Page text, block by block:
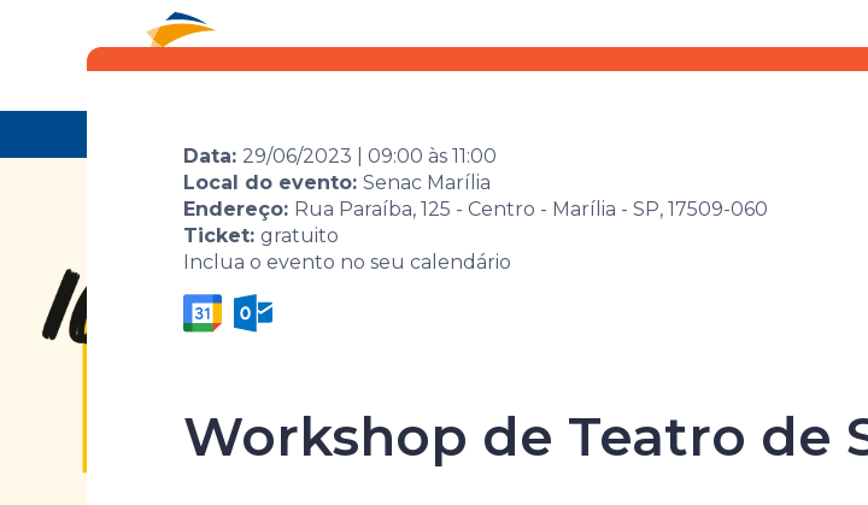
16ª Mostra Senac de
Data: 29/06/2023 09:00 às 11:00
Local do evento: Senac Marília
Endereço: Rua Paraíba, 125 - Centro - Marília - SP, 17509-060
Ticket: gratuito
Inclua o evento no seu calendário
Workshop de Teatro de